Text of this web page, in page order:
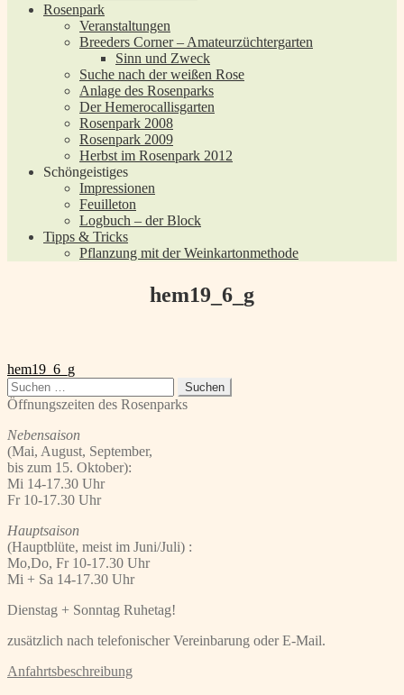
Rosenpark
Veranstaltungen
Breeders Corner – Amateurzüchtergarten
Sinn und Zweck
Suche nach der weißen Rose
Anlage des Rosenparks
Der Hemerocallisgarten
Rosenpark 2008
Rosenpark 2009
Herbst im Rosenpark 2012
Schöngeistiges
Impressionen
Feuilleton
Logbuch – der Block
Tipps & Tricks
Pflanzung mit der Weinkartonmethode
hem19_6_g
Beitragsnavigation
Vorheriger
Beitrag:
hem19_6_g
Suchen
nach:
Öffnungszeiten des Rosenparks
Nebensaison
(Mai, August, September,
bis zum 15. Oktober):
Mi 14-17.30 Uhr
Fr 10-17.30 Uhr
Hauptsaison
(Hauptblüte, meist im Juni/Juli) :
Mo,Do, Fr 10-17.30 Uhr
Mi + Sa 14-17.30 Uhr
Dienstag + Sonntag Ruhetag!
zusätzlich nach telefonischer Vereinbarung oder E-Mail.
Anfahrtsbeschreibung